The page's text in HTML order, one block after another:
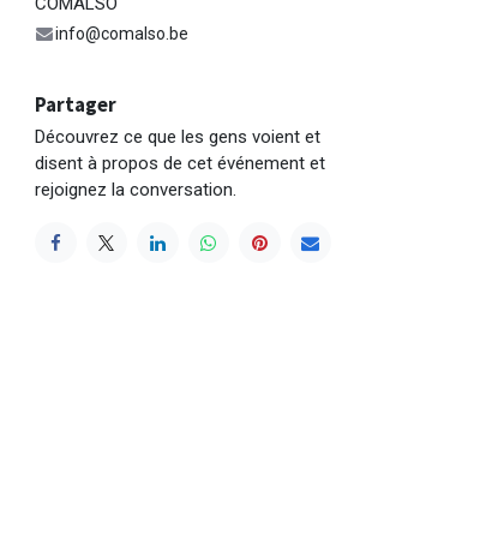
info@comalso.be
Partager
Découvrez ce que les gens voient et
disent à propos de cet événement et
rejoignez la conversation.